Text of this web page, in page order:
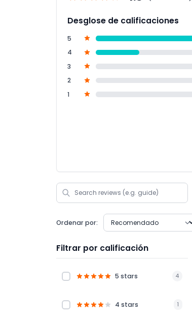
Desglose de calificaciones
5
4
3
2
1
Ordenar por:
Filtrar por calificación
5 stars 4
4 stars 1